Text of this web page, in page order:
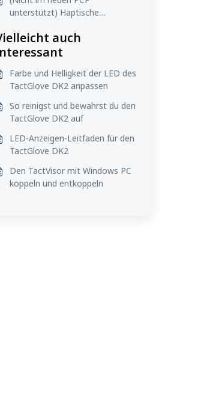
unterstützt) Haptische
TactGlove DK2 ein- und
ausschalten
auch
Farbe und Helligkeit der LED des
TactGlove DK2 anpassen
So reinigst und bewahrst du den
TactGlove DK2 auf
LED-Anzeigen-Leitfaden für den
TactGlove DK2
Den TactVisor mit Windows PC
koppeln und entkoppeln